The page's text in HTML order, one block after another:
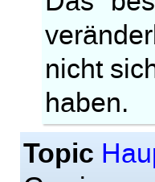
nicht
haben.
Topic